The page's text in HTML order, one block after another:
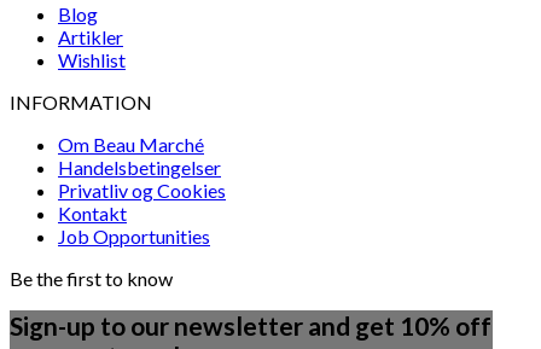
Blog
Artikler
Wishlist
INFORMATION
Om Beau Marché
Handelsbetingelser
Privatliv og Cookies
Kontakt
Job Opportunities
Be the first to know
Sign-up to our newsletter and get 10% off